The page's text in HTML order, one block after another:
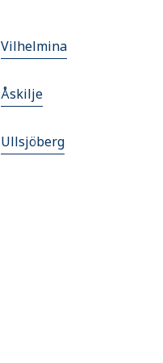
Vilhelmina
Åskilje
Ullsjöberg